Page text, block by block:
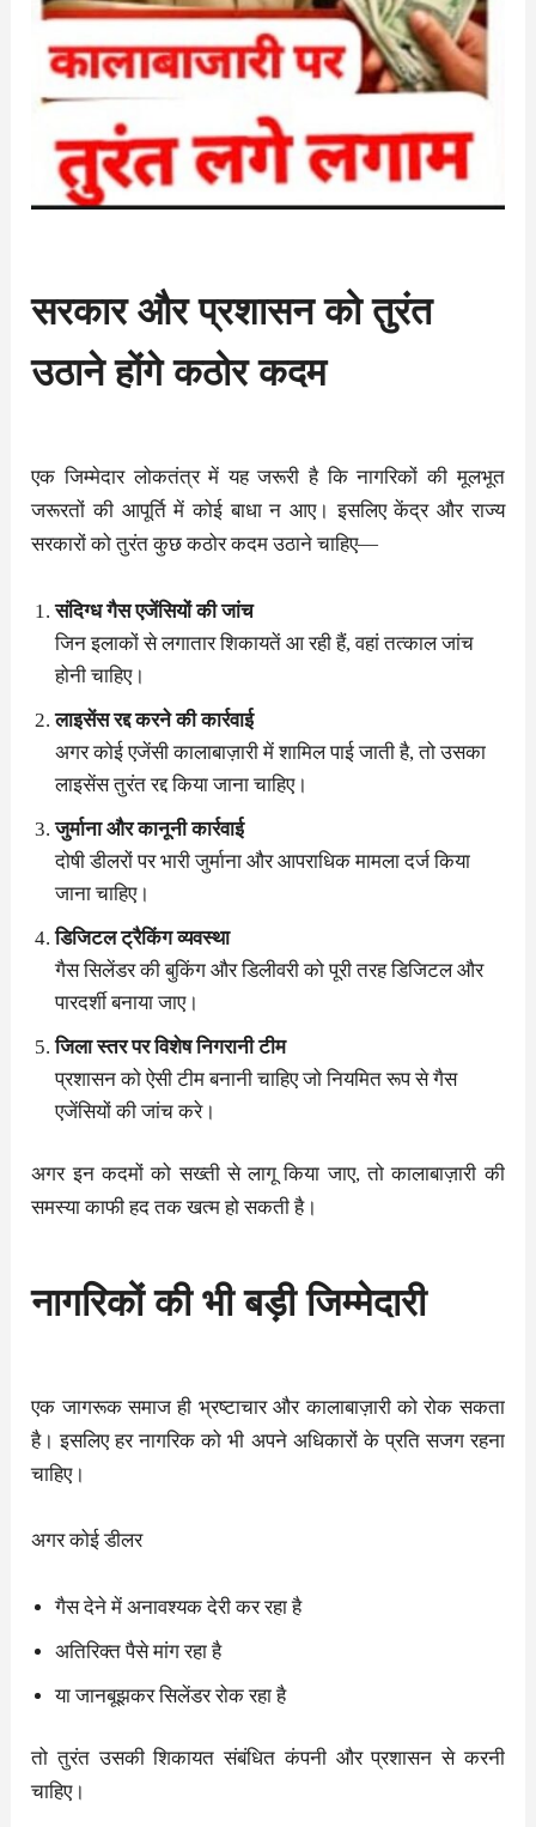
सरकार और प्रशासन को तुरंत
उठाने होंगे कठोर कदम
एक जिम्मेदार लोकतंत्र में यह जरूरी है कि नागरिकों की मूलभूत
जरूरतों की आपूर्ति में कोई बाधा न आए। इसलिए केंद्र और राज्य
सरकारों को तुरंत कुछ कठोर कदम उठाने चाहिए—
संदिग्ध गैस एजेंसियों की जांच
जिन इलाकों से लगातार शिकायतें आ रही हैं, वहां तत्काल जांच
होनी चाहिए।
लाइसेंस रद्द करने की कार्रवाई
अगर कोई एजेंसी कालाबाज़ारी में शामिल पाई जाती है, तो उसका
लाइसेंस तुरंत रद्द किया जाना चाहिए।
जुर्माना और कानूनी कार्रवाई
दोषी डीलरों पर भारी जुर्माना और आपराधिक मामला दर्ज किया
जाना चाहिए।
डिजिटल ट्रैकिंग व्यवस्था
गैस सिलेंडर की बुकिंग और डिलीवरी को पूरी तरह डिजिटल और
पारदर्शी बनाया जाए।
जिला स्तर पर विशेष निगरानी टीम
प्रशासन को ऐसी टीम बनानी चाहिए जो नियमित रूप से गैस
एजेंसियों की जांच करे।
अगर इन कदमों को सख्ती से लागू किया जाए, तो कालाबाज़ारी की
समस्या काफी हद तक खत्म हो सकती है।
नागरिकों की भी बड़ी जिम्मेदारी
एक जागरूक समाज ही भ्रष्टाचार और कालाबाज़ारी को रोक सकता
है। इसलिए हर नागरिक को भी अपने अधिकारों के प्रति सजग रहना
चाहिए।
अगर कोई डीलर
गैस देने में अनावश्यक देरी कर रहा है
अतिरिक्त पैसे मांग रहा है
या जानबूझकर सिलेंडर रोक रहा है
तो तुरंत उसकी शिकायत संबंधित कंपनी और प्रशासन से करनी
चाहिए।